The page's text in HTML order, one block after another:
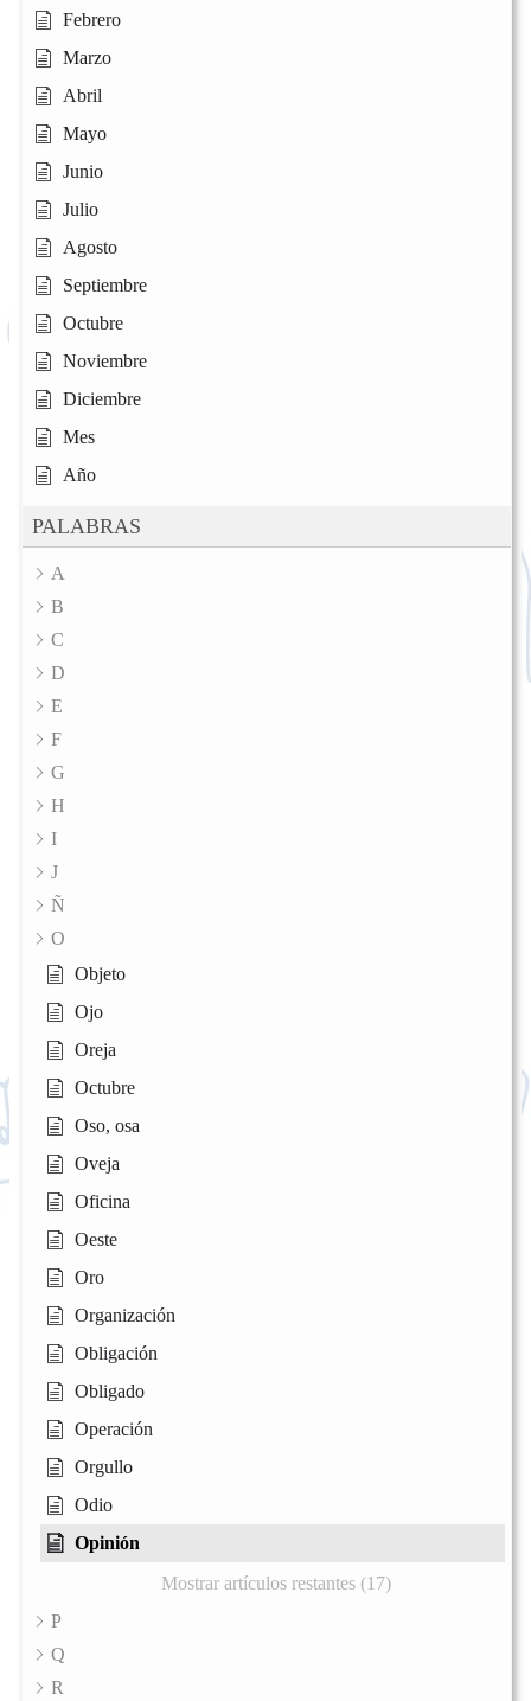
Febrero
Marzo
Abril
Mayo
Junio
Julio
Agosto
Septiembre
Octubre
Noviembre
Diciembre
Mes
Año
PALABRAS
A
B
C
D
E
F
G
H
I
J
Ñ
O
Objeto
Ojo
Oreja
Octubre
Oso, osa
Oveja
Oficina
Oeste
Oro
Organización
Obligación
Obligado
Operación
Orgullo
Odio
Opinión
Mostrar artículos restantes (17)
P
Q
R